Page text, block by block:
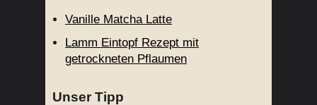
Vanille Matcha Latte
Lamm Eintopf Rezept mit
getrockneten Pflaumen
Unser Tipp